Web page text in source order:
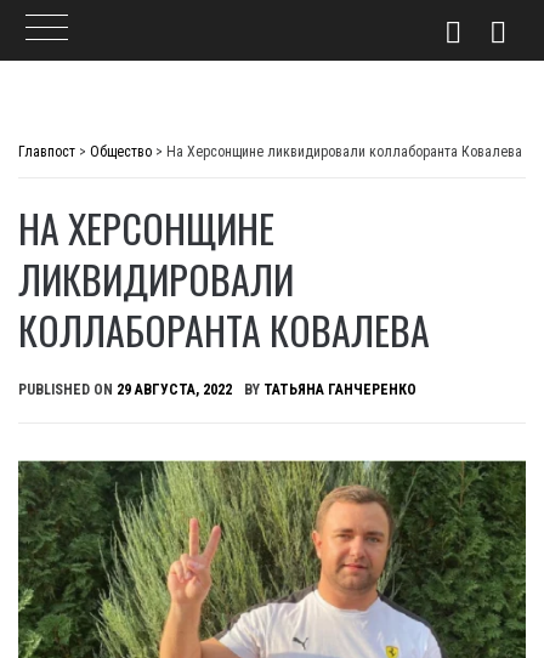
Главпост > Общество > На Херсонщине ликвидировали коллаборанта Ковалева
НА ХЕРСОНЩИНЕ
ЛИКВИДИРОВАЛИ
КОЛЛАБОРАНТА КОВАЛЕВА
PUBLISHED ON 29 АВГУСТА, 2022 BY ТАТЬЯНА ГАНЧЕРЕНКО